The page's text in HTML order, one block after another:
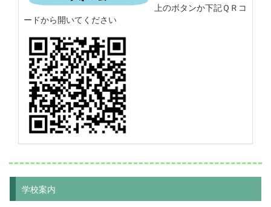
上のボタンか下記ＱＲコ
ードから開いてください
学校案内